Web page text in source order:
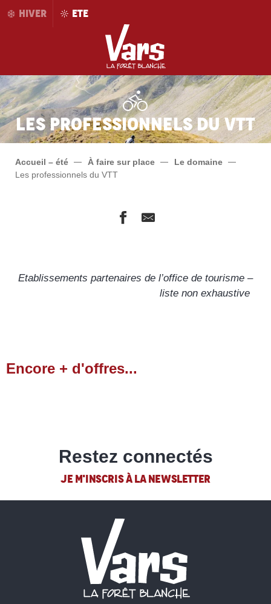
AllerHIVER ETE
Les professionnels du VTT
Accueil – été À faire sur place
Le domaine
Les professionnels du VTT
Intersport Point Show
Etablissements partenaires de l’office de tourisme –
liste non exhaustive
Encore + d'offres...
Restez connectés
JE M'INSCRIS À LA NEWSLETTER